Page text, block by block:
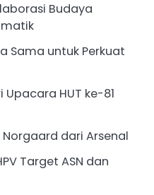
Budaya
Sama untuk Perkuat
Upacara HUT ke-81
dari Arsenal
Target ASN dan